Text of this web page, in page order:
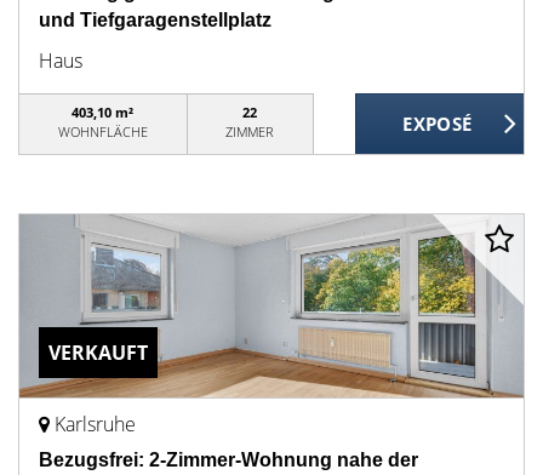
und Tiefgaragenstellplatz
Haus
403,10 m²
WOHNFLÄCHE
22
ZIMMER
VERKAUFT
Karlsruhe
Bezugsfrei: 2-Zimmer-Wohnung nahe der